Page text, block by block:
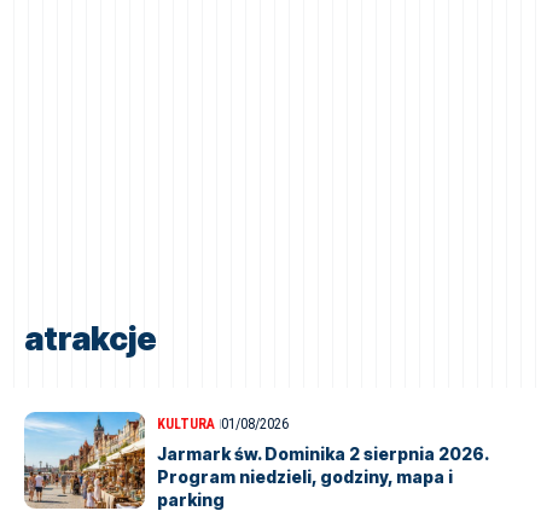
atrakcje
KULTURA 01/08/2026
Jarmark św. Dominika 2 sierpnia 2026.
Program niedzieli, godziny, mapa i
parking